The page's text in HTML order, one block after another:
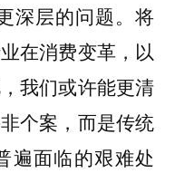
深层的问题。将
在消费变革，以
我们或许能更清
个案，而是传统
遍面临的艰难处